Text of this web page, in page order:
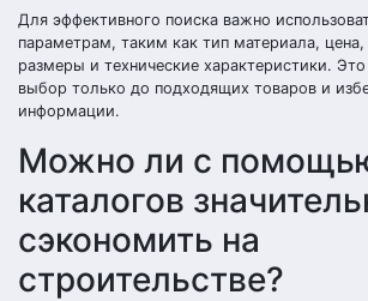
Для эффективного поиска важно
параметрам, таким как тип материала, цена,
размеры и технические характеристики. Это
выбор только до подходящих товаров и
информации.
Можно ли с
каталогов
сэкономить на
строительстве?